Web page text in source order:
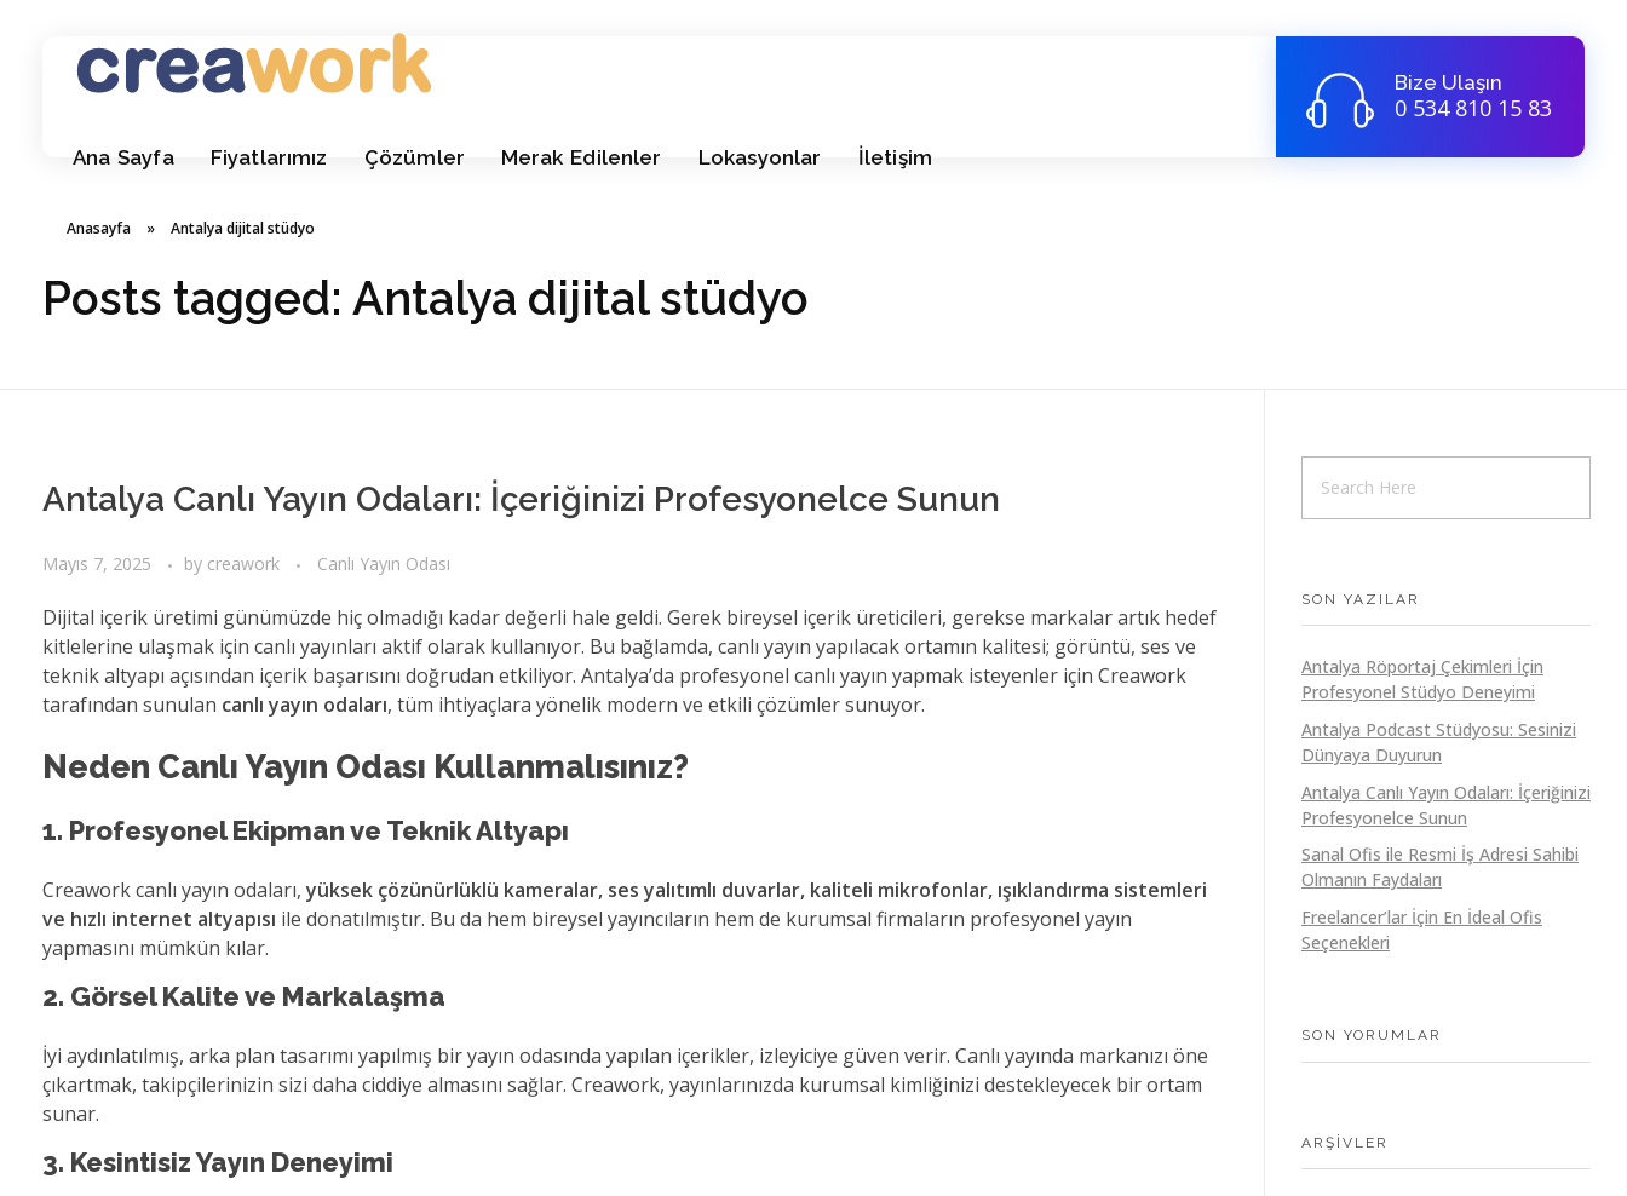
Ana Sayfa Fiyatlarımız Çözümler Merak Edilenler Lokasyonlar İletişim
Bize Ulaşın
0 534 810 15 83
Anasayfa » Antalya dijital stüdyo
Posts tagged: Antalya dijital stüdyo
Antalya Canlı Yayın Odaları: İçeriğinizi Profesyonelce Sunun
Mayıs 7, 2025 by creawork Canlı Yayın Odası
Dijital içerik üretimi günümüzde hiç olmadığı kadar değerli hale geldi. Gerek bireysel içerik üreticileri, gerekse markalar artık hedef
kitlelerine ulaşmak için canlı yayınları aktif olarak kullanıyor. Bu bağlamda, canlı yayın yapılacak ortamın kalitesi; görüntü, ses ve
teknik altyapı açısından içerik başarısını doğrudan etkiliyor. Antalya’da profesyonel canlı yayın yapmak isteyenler için Creawork
tarafından sunulan canlı yayın odaları, tüm ihtiyaçlara yönelik modern ve etkili çözümler sunuyor.
Neden Canlı Yayın Odası Kullanmalısınız?
1. Profesyonel Ekipman ve Teknik Altyapı
Creawork canlı yayın odaları,yüksek çözünürlüklü kameralar, ses yalıtımlı duvarlar, kaliteli mikrofonlar, ışıklandırma sistemleri
ve hızlı internet altyapısı ile donatılmıştır. Bu da hem bireysel yayıncıların hem de kurumsal firmaların profesyonel yayın
yapmasını mümkün kılar.
2. Görsel Kalite ve Markalaşma
İyi aydınlatılmış, arka plan tasarımı yapılmış bir yayın odasında yapılan içerikler, izleyiciye güven verir. Canlı yayında markanızı öne
çıkartmak, takipçilerinizin sizi daha ciddiye almasını sağlar. Creawork, yayınlarınızda kurumsal kimliğinizi destekleyecek bir ortam
sunar.
3. Kesintisiz Yayın Deneyimi
SON YAZILAR
Antalya Röportaj Çekimleri İçin
Profesyonel Stüdyo Deneyimi
Antalya Podcast Stüdyosu: Sesinizi
Dünyaya Duyurun
Antalya Canlı Yayın Odaları: İçeriğinizi
Profesyonelce Sunun
Sanal Ofis ile Resmi İş Adresi Sahibi
Olmanın Faydaları
Freelancer’lar İçin En İdeal Ofis
Seçenekleri
SON YORUMLAR
ARŞIVLER